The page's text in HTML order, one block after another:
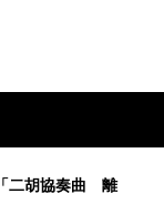
二胡協奏曲 離